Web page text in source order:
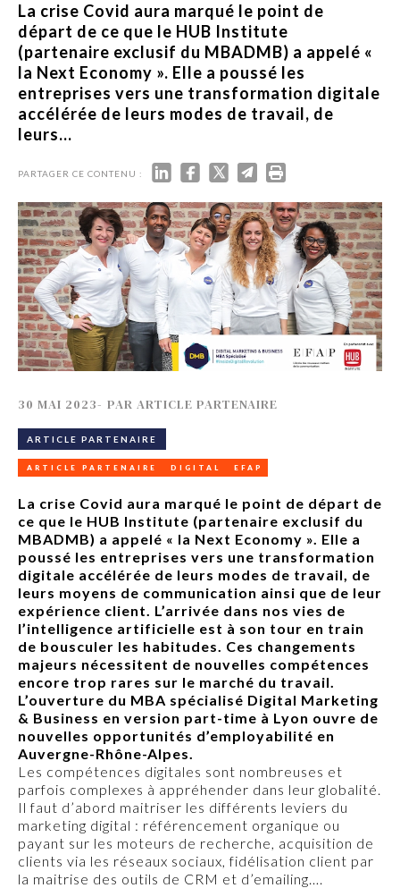
La crise Covid aura marqué le point de
départ de ce que le HUB Institute
(partenaire exclusif du MBADMB) a appelé «
la Next Economy ». Elle a poussé les
entreprises vers une transformation digitale
accélérée de leurs modes de travail, de
leurs...
PARTAGER CE CONTENU :
30 MAI 2023- PAR ARTICLE PARTENAIRE
ARTICLE PARTENAIRE
ARTICLE PARTENAIRE DIGITAL EFAP
La crise Covid aura marqué le point de départ de
ce que le HUB Institute (partenaire exclusif du
MBADMB) a appelé « la Next Economy ». Elle a
poussé les entreprises vers une transformation
digitale accélérée de leurs modes de travail, de
leurs moyens de communication ainsi que de leur
expérience client. L’arrivée dans nos vies de
l’intelligence artificielle est à son tour en train
de bousculer les habitudes. Ces changements
majeurs nécessitent de nouvelles compétences
encore trop rares sur le marché du travail.
L’ouverture du MBA spécialisé Digital Marketing
& Business en version part-time à Lyon ouvre de
nouvelles opportunités d’employabilité en
Auvergne-Rhône-Alpes.
Les compétences digitales sont nombreuses et
parfois complexes à appréhender dans leur globalité.
Il faut d’abord maitriser les différents leviers du
marketing digital : référencement organique ou
payant sur les moteurs de recherche, acquisition de
clients via les réseaux sociaux, fidélisation client par
la maitrise des outils de CRM et d’emailing….